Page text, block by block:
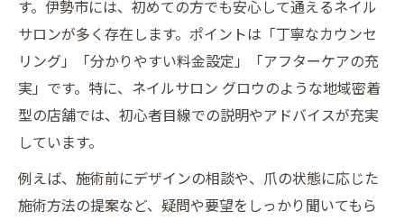
す。伊勢市には、初めての方でも安心して通えるネイル
サロンが多く存在します。ポイントは「丁寧なカウンセ
リング」「分かりやすい料金設定」「アフターケアの充
実」です。特に、ネイルサロン グロウのような地域密着
型の店舗では、初心者目線での説明やアドバイスが充実
しています。
例えば、施術前にデザインの相談や、爪の状態に応じた
施術方法の提案など、疑問や要望をしっかり聞いてもら